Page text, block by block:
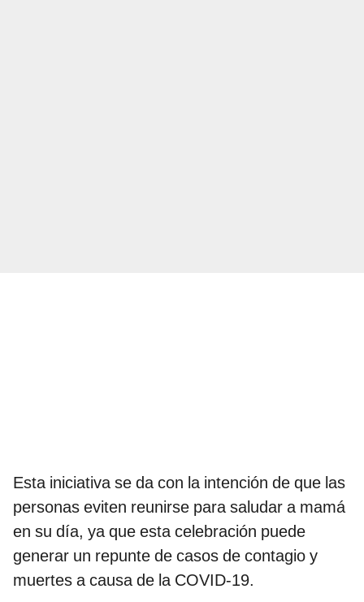
Esta iniciativa se da con la intención de que las
personas eviten reunirse para saludar a mamá
en su día, ya que esta celebración puede
generar un repunte de casos de contagio y
muertes a causa de la COVID-19.